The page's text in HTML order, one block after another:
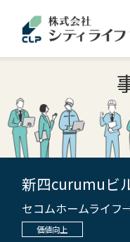
新四curumuビ
セコムホームライ
価値向上